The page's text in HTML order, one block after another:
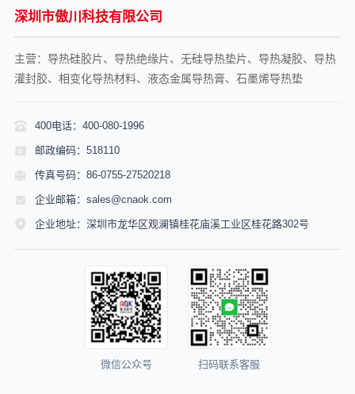
深圳市傲川科技有限公司
主营：导热硅胶片、导热绝缘片、无硅导热垫片、导热凝胶、导热
灌封胶、相变化导热材料、液态金属导热膏、石墨烯导热垫
400电话：400-080-1996
邮政编码：518110
传真号码：86-0755-27520218
企业邮箱：sales@cnaok.com
企业地址：深圳市龙华区观澜镇桂花庙溪工业区桂花路302号
微信公众号 扫码联系客服